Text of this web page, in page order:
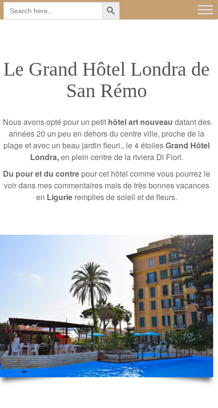
Search
for:
Main
menu
Skip
Le Grand Hôtel Londra de
San Rémo
Nous avons opté pour un petit hôtel art nouveau datant des
années 20 un peu en dehors du centre ville, proche de la
plage et avec un beau jardin fleuri., le 4 étoilesGrand Hôtel
Londra,en plein centre de la riviera Di Fiori.
Du pour et du contre pour cet hôtel comme vous pourrez le
voir dans mes commentaires mais de très bonnes vacances
en Ligurie remplies de soleil et de fleurs.